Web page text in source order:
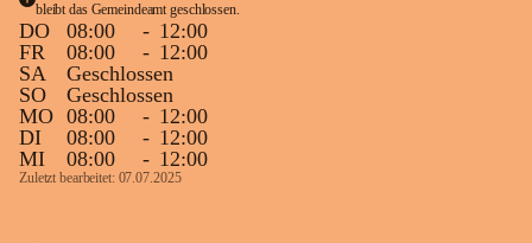
bleibt das Gemeindeamt geschlossen.
DO 08:00 - 12:00
FR
08:00 - 12:00
SA
Geschlossen
SO
Geschlossen
MO 08:00 - 12:00
DI
08:00 - 12:00
MI
08:00 - 12:00
Zuletzt bearbeitet: 07.07.2025